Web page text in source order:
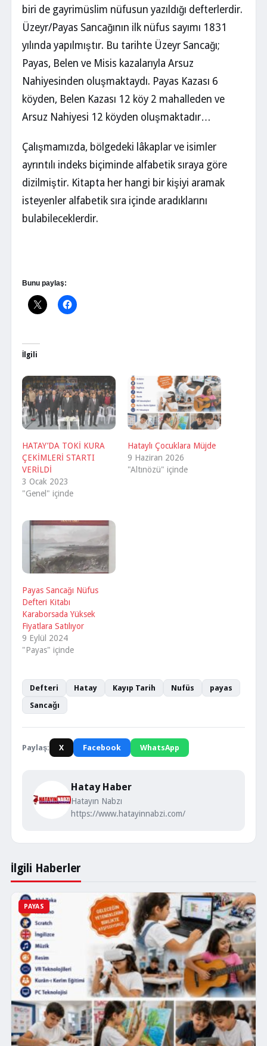
biri de gayrimüslim nüfusun yazıldığı defterlerdir.
Üzeyr/Payas Sancağının ilk nüfus sayımı 1831
yılında yapılmıştır. Bu tarihte Üzeyr Sancağı;
Payas, Belen ve Misis kazalarıyla Arsuz
Nahiyesinden oluşmaktaydı. Payas Kazası 6
köyden, Belen Kazası 12 köy 2 mahalleden ve
Arsuz Nahiyesi 12 köyden oluşmaktadır…
Çalışmamızda, bölgedeki lâkaplar ve isimler
ayrıntılı indeks biçiminde alfabetik sıraya göre
dizilmiştir. Kitapta her hangi bir kişiyi aramak
isteyenler alfabetik sıra içinde aradıklarını
bulabileceklerdir.
Bunu paylaş:
İlgili
HATAY’DA TOKİ KURA
ÇEKİMLERİ STARTI
VERİLDİ
3 Ocak 2023
"Genel" içinde
Hataylı Çocuklara Müjde
9 Haziran 2026
"Altınözü" içinde
Payas Sancağı Nüfus
Defteri Kitabı
Karaborsada Yüksek
Fiyatlara Satılıyor
9 Eylül 2024
"Payas" içinde
Defteri Hatay Kayıp Tarih Nufüs
payas
Sancağı
Paylaş: X Facebook WhatsApp
Hatay Haber
Hatayın Nabzı
https://www.hatayinnabzi.com/
İlgili Haberler
PAYAS